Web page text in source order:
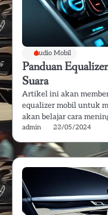
Audio Mobil
Panduan
Suara
Artikel ini akan
equalizer mobil untuk
akan belajar cara
admin 23/05/2024